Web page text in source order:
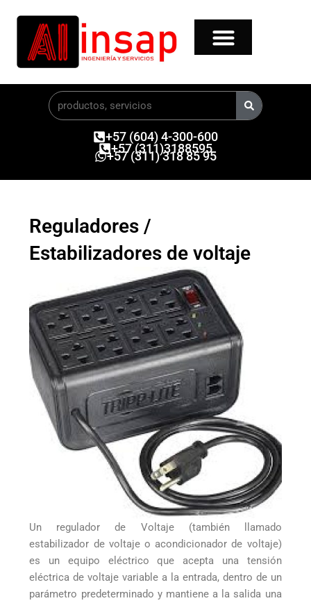
contenido
Buscar
+57 (604) 4-300-600
+57 (311)3188595
+57 (311) 318 85 95
Reguladores /
Estabilizadores de voltaje
Un regulador de Voltaje (también llamado
estabilizador de voltaje o acondicionador de voltaje)
es un equipo eléctrico que acepta una tensión
eléctrica de voltaje variable a la entrada, dentro de un
parámetro predeterminado y mantiene a la salida una